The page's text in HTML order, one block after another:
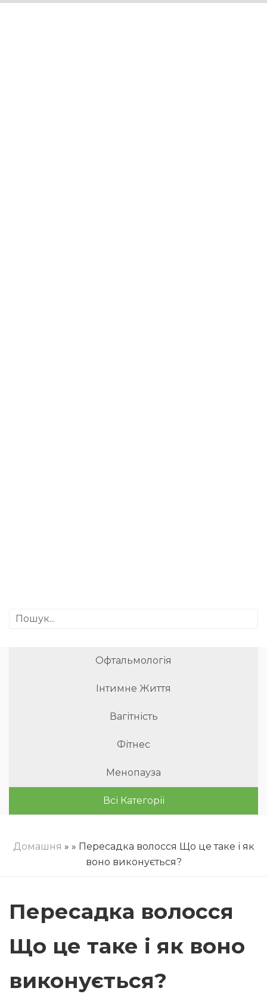
Офтальмологія
Інтимне Життя
Вагітність
Фітнес
Менопауза
Всі Категорії
Домашня » » Пересадка волосся Що це таке і як
воно виконується?
Пересадка волосся
Що це таке і як воно
виконується?